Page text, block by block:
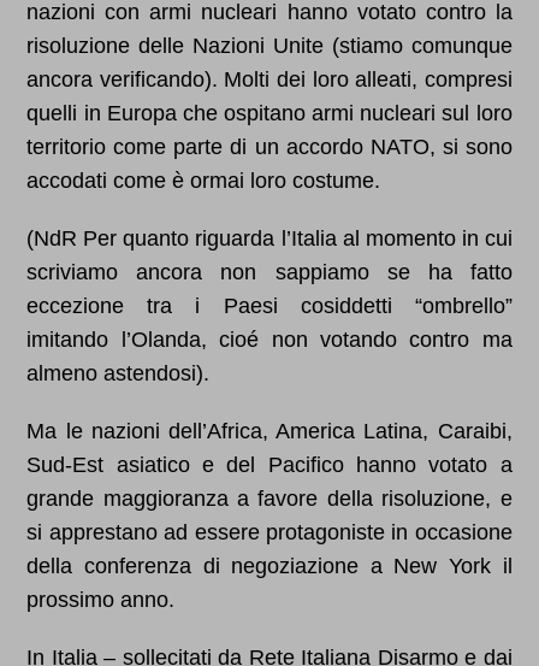
nazioni con armi nucleari hanno votato contro la
risoluzione delle Nazioni Unite (stiamo comunque
ancora verificando). Molti dei loro alleati, compresi
quelli in Europa che ospitano armi nucleari sul loro
territorio come parte di un accordo NATO, si sono
accodati come è ormai loro costume.
(NdR Per quanto riguarda l’Italia al momento in cui
scriviamo ancora non sappiamo se ha fatto
eccezione tra i Paesi cosiddetti “ombrello”
imitando l’Olanda, cioé non votando contro ma
almeno astendosi).
Ma le nazioni dell’Africa, America Latina, Caraibi,
Sud-Est asiatico e del Pacifico hanno votato a
grande maggioranza a favore della risoluzione, e
si apprestano ad essere protagoniste in occasione
della conferenza di negoziazione a New York il
prossimo anno.
In Italia – sollecitati da Rete Italiana Disarmo e dai